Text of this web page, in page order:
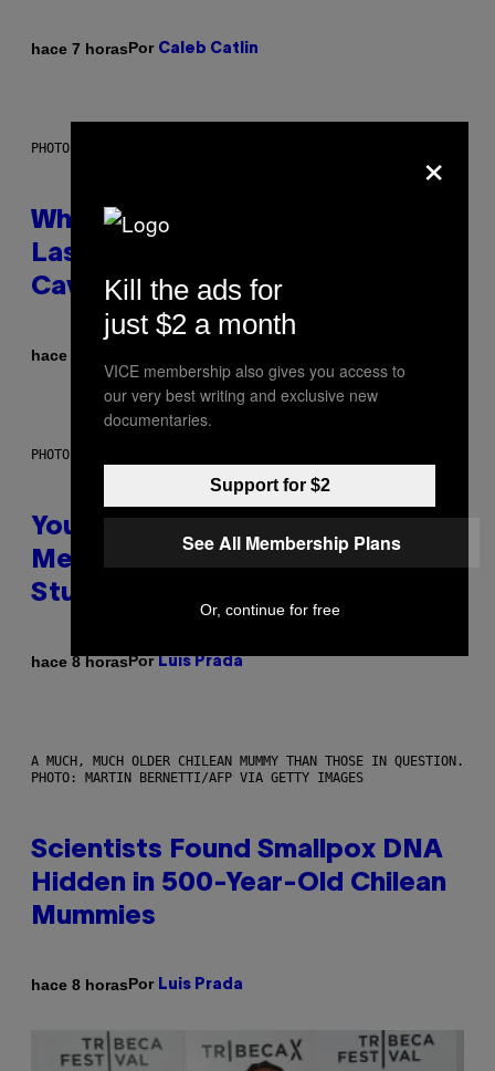
hace 7 horasPor Caleb Catlin
PHOTO: NASA; DR PIXEL / GETTY IMAGES
Why NASA Wants to Send a
Laser-Powered Drone Into
Caves Beneath the Moon
hace 8 horas
PHOTO: BATUHAN TOKER / GETTY IMAGES
Your Desk Height Could Be
Messing With Your Brain, New
Study Finds
hace 8 horasPor Luis Prada
A MUCH, MUCH OLDER CHILEAN MUMMY THAN THOSE IN QUESTION.
PHOTO: MARTIN BERNETTI/AFP VIA GETTY IMAGES
Scientists Found Smallpox DNA
Hidden in 500-Year-Old Chilean
Mummies
hace 8 horasPor Luis Prada
×
Kill the ads for
just $2 a month
VICE membership also gives you access to
our very best writing and exclusive new
documentaries.
Support for $2
See All Membership Plans
Or, continue for free